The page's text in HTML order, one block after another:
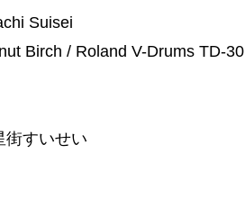
Suisei
Birch / Roland V-Drums TD-30
街すいせい